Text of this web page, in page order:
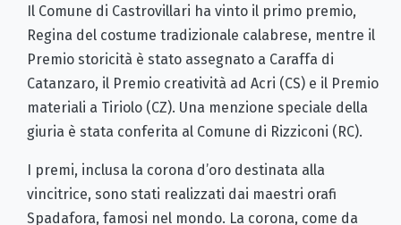
Il Comune di Castrovillari ha vinto il primo premio,
Regina del costume tradizionale calabrese, mentre il
Premio storicità è stato assegnato a Caraffa di
Catanzaro, il Premio creatività ad Acri (CS) e il Premio
materiali a Tiriolo (CZ). Una menzione speciale della
giuria è stata conferita al Comune di Rizziconi (RC).
I premi, inclusa la corona d’oro destinata alla
vincitrice, sono stati realizzati dai maestri orafi
Spadafora, famosi nel mondo. La corona, come da